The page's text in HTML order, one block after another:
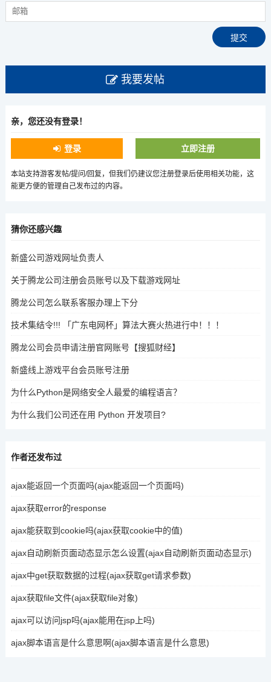
我要发帖
亲，您还没有登录！
登录 立即注册
本站支持游客发帖/提问/回复，但我们仍建议您注册登录后使用相关功能，这
能更方便的管理自己发布过的内容。
猜你还感兴趣
新盛公司游戏网址负责人
关于腾龙公司注册会员账号以及下载游戏网址
腾龙公司怎么联系客服办理上下分
技术集结令!!! 「广东电网杯」算法大赛火热进行中！！！
腾龙公司会员申请注册官网账号【搜狐财经】
新盛线上游戏平台会员账号注册
为什么Python是网络安全人最爱的编程语言？
为什么我们公司还在用 Python 开发项目?
作者还发布过
ajax能返回一个页面吗(ajax能返回一个页面吗)
ajax获取error的response
ajax能获取到cookie吗(ajax获取cookie中的值)
ajax自动刷新页面动态显示怎么设置(ajax自动刷新页面动态显示)
ajax中get获取数据的过程(ajax获取get请求参数)
ajax获取file文件(ajax获取file对象)
ajax可以访问jsp吗(ajax能用在jsp上吗)
ajax脚本语言是什么意思啊(ajax脚本语言是什么意思)